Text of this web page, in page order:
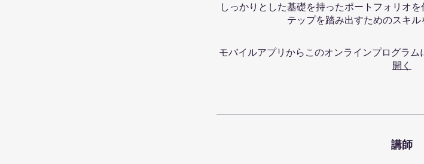
しっかりとした基礎を持ったポートフォリオ
テップを踏み出すためのスキル
モバイルアプリからこのオンラインプログラム
開く
講師